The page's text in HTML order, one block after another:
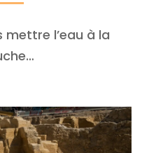
mettre l’eau à la